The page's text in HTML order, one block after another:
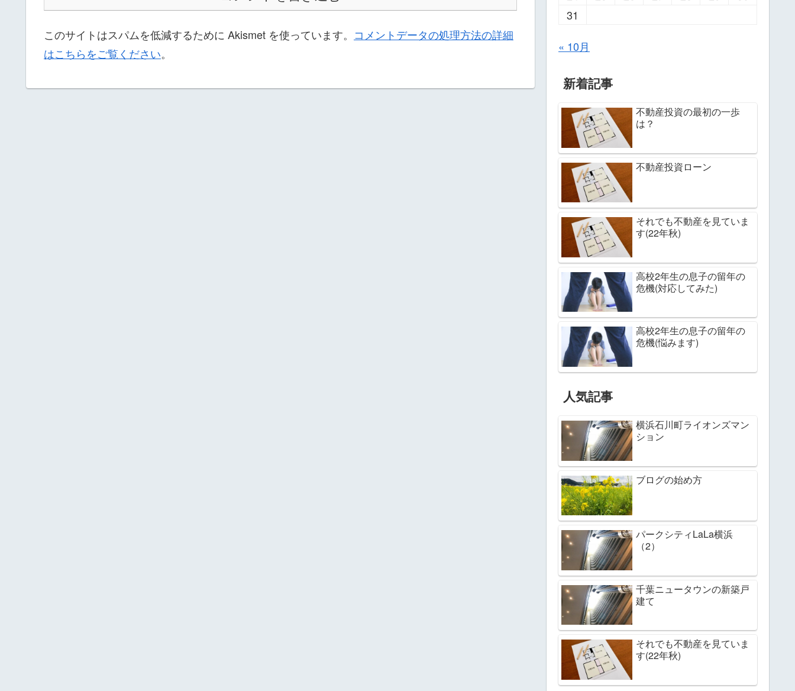
このサイトはスパムを低減するために Akismet を使っています。 コメントデータの処理方法の詳細
はこちらをご覧ください。
31
« 10月
新着記事
不動産投資の最初の一歩
は？
不動産投資ローン
それでも不動産を見ていま
す(22年秋)
高校2年生の息子の留年の
危機(対応してみた)
高校2年生の息子の留年の
危機(悩みます)
人気記事
横浜石川町ライオンズマン
ション
ブログの始め方
パークシティLaLa横浜
（2）
千葉ニュータウンの新築戸
建て
それでも不動産を見ていま
す(22年秋)